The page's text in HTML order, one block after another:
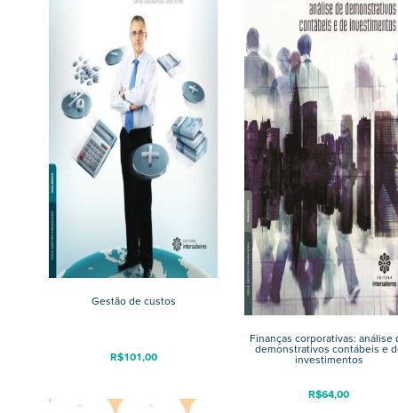
Finanças corporativas: análise
demonstrativos contábeis e
investimentos
R$64,00
Gestão de custos
R$101,00